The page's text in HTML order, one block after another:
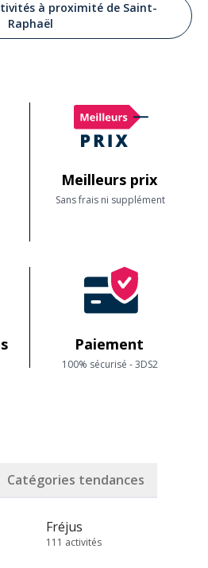
à proximité de Saint-
Raphaël
Meilleurs prix
Sans frais ni supplément
Paiement
100% sécurisé - 3DS2
Catégories tendances
Fréjus
111 activités